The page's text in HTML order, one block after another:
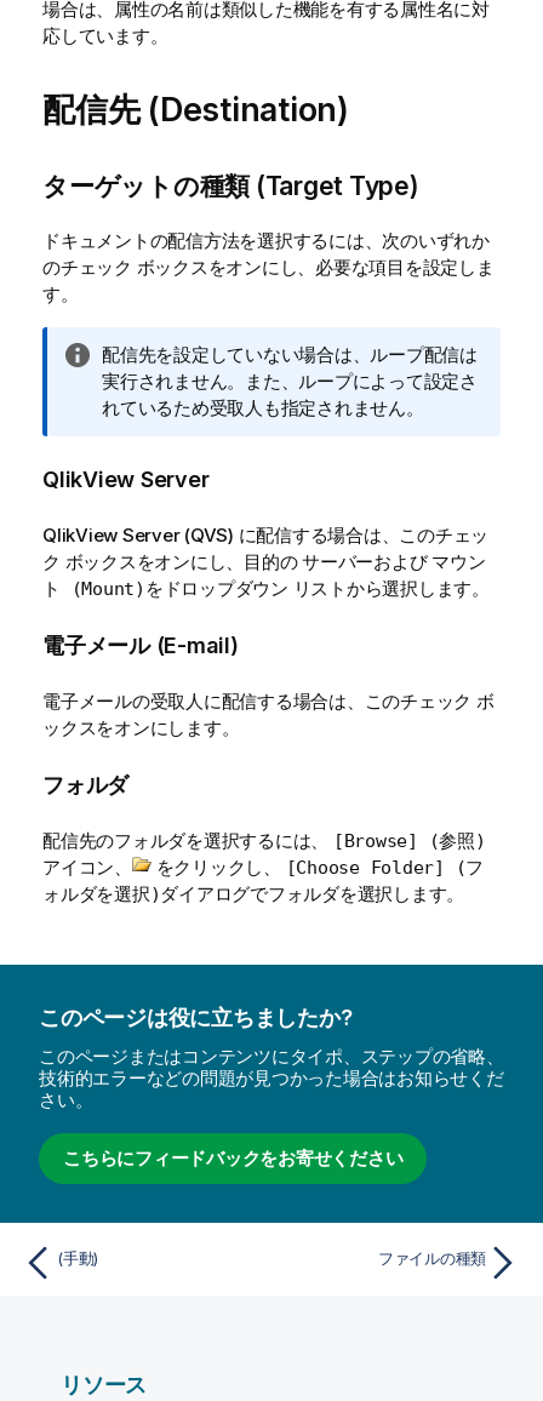
場合は、属性の名前は類似した機能を有する属性名に対
応しています。
配信先 (Destination)
ターゲットの種類 (Target Type)
ドキュメントの配信方法を選択するには、次のいずれか
のチェック ボックスをオンにし、必要な項目を設定しま
す。
情
報
メ
配信先を設定していない場合は、ループ配信は
実行されません。また、ループによって設定さ
れているため受取人も指定されません。
QlikView Server
QlikView Server (QVS) に配信する場合は、このチェッ
ク ボックスをオンにし、目的のサーバーおよびマウン
ト (Mount) をドロップダウン リストから選択します。
電子メール (E-mail)
電子メールの受取人に配信する場合は、このチェック ボ
ックスをオンにします。
フォルダ
配信先のフォルダを選択するには、 [Browse] (参照)
アイコン、 をクリックし、
[Choose Folder] (フ
ォルダを選択) ダイアログでフォルダを選択します。
このページは役に立ちましたか?
このページまたはコンテンツにタイポ、ステップの省略、
技術的エラーなどの問題が見つかった場合はお知らせくだ
さい。
こちらにフィードバックをお寄せください
(手動) ファイルの種類
リソース